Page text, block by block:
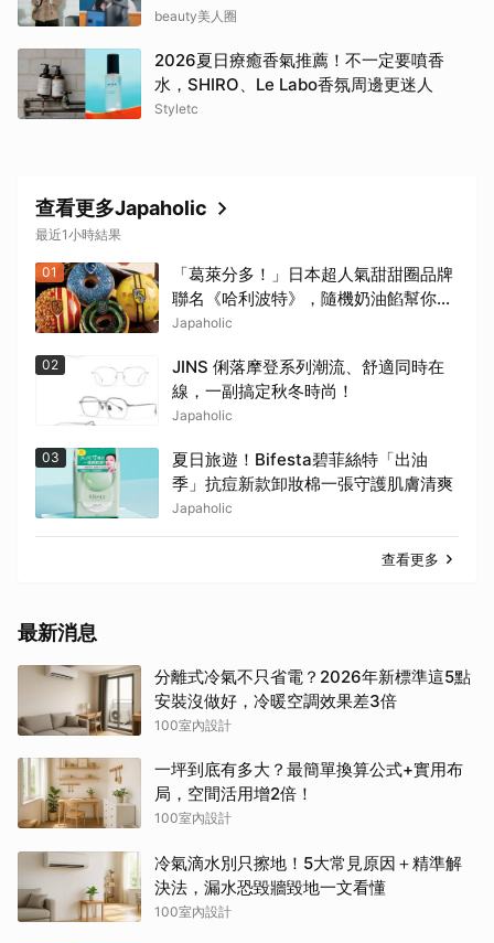
項？
beauty美人圈
2026夏日療癒香氣推薦！不一定要噴香
水，SHIRO、Le Labo香氛周邊更迷人
Styletc
查看更多Japaholic
最近1小時結果
01
「葛萊分多！」日本超人氣甜甜圈品牌
聯名《哈利波特》，隨機奶油餡幫你分
學院！
Japaholic
02
JINS 俐落摩登系列潮流、舒適同時在
線，一副搞定秋冬時尚！
Japaholic
03
夏日旅遊！Bifesta碧菲絲特「出油
季」抗痘新款卸妝棉一張守護肌膚清爽
Japaholic
查看更多
最新消息
分離式冷氣不只省電？2026年新標準這5點
安裝沒做好，冷暖空調效果差3倍
100室內設計
一坪到底有多大？最簡單換算公式+實用布
局，空間活用增2倍！
100室內設計
冷氣滴水別只擦地！5大常見原因＋精準解
決法，漏水恐毀牆毀地一文看懂
100室內設計